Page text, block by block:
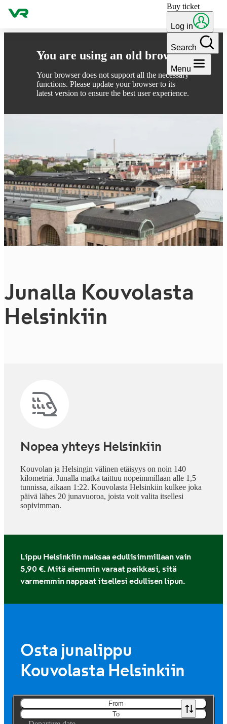
You are using an old browser
Your browser does not support all the necessary
functions. Please update your browser to its
latest version to ensure the best user experience.
Skip to content Buy ticket
Log in
Search
Menu
Junalla Kouvolasta
Helsinkiin
Nopea yhteys Helsinkiin
Kouvolan ja Helsingin välinen etäisyys on noin 140
kilometriä. Junalla matka taittuu nopeimmillaan alle 1,5
tunnissa, aikaan 1:22. Kouvolasta Helsinkiin kulkee joka
päivä lähes 20 junavuoroa, joista voit valita itsellesi
sopivimman.
Lippu Helsinkiin maksaa edullisimmillaan vain
5,90 €. Mitä aiemmin varaat paikkasi, sitä
varmemmin nappaat itsellesi edullisen lipun.
Osta junalippu
Kouvolasta Helsinkiin
From
To